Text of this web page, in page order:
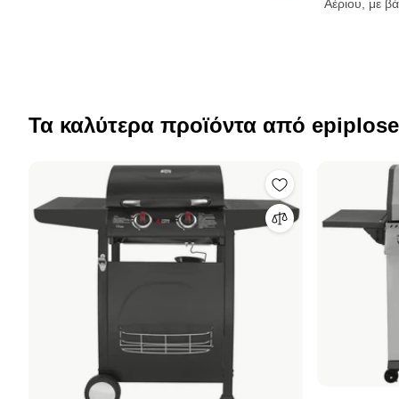
χώρο,
Αέριου, με
Τα καλύτερα προϊόντα από